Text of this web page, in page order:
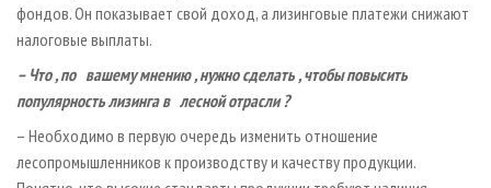
фондов. Он показывает свой доход, а лизинговые платежи снижают
налоговые выплаты.
– Что,по вашемумнению,нужно сделать,чтобыповысить
популярностьлизингав лесной отрасли ?
– Необходимо в первую очередь изменить отношение
лесопромышленников к производству и качеству продукции.